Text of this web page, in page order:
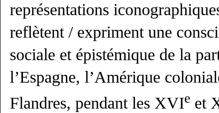
représentations
reflètent / expriment une
sociale et épistémique de la
l’Espagne, l’Amérique
Flandres, pendant les XVIe et